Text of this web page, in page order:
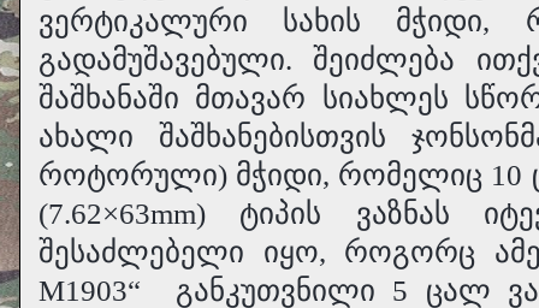
ვერტიკალური სახის მჭიდი,
გადამუშავებული. შეიძლება
შაშხანაში მთავარ სიახლეს
ახალი შაშხანებისთვის
როტორული) მჭიდი, რომელიც 10
(7.62×63mm) ტიპის ვაზნას
შესაძლებელი იყო, როგორც
M1903“
განკუთვნილი 5 ცალ